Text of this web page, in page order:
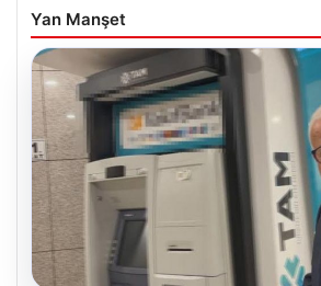
Yan Manşet